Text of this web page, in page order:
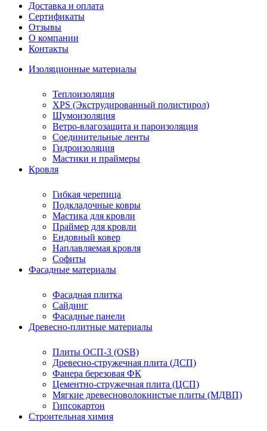
Доставка и оплата
Сертификаты
Отзывы
О компании
Контакты
Изоляционные материалы
Теплоизоляция
XPS (Экструдированный полистирол)
Шумоизоляция
Ветро-влагозащита и пароизоляция
Соединительные ленты
Гидроизоляция
Мастики и праймеры
Кровля
Гибкая черепица
Подкладочные ковры
Мастика для кровли
Праймер для кровли
Ендовный ковер
Наплавляемая кровля
Софиты
Фасадные материалы
Фасадная плитка
Сайдинг
Фасадные панели
Древесно-плитные материалы
Плиты ОСП-3 (OSB)
Древесно-стружечная плита (ДСП)
Фанера березовая ФК
Цементно-стружечная плита (ЦСП)
Мягкие древесноволокнистые плиты (МДВП)
Гипсокартон
Строительная химия